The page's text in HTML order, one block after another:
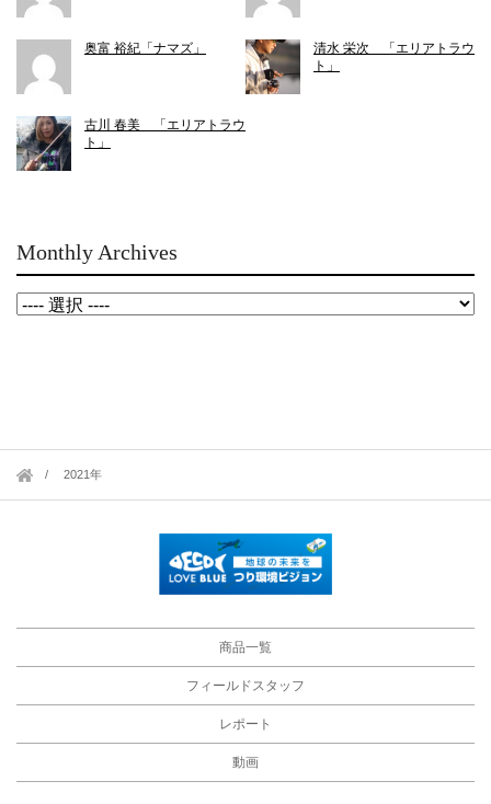
奥富 裕紀「ナマズ」
清水 栄次 「エリアトラウ
ト」
古川 春美 「エリアトラウ
ト」
Monthly Archives
2021年
商品一覧
フィールドスタッフ
レポート
動画